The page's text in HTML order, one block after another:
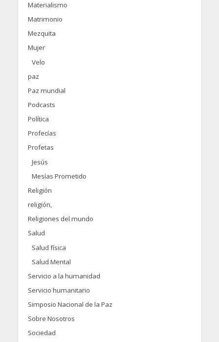
Materialismo
Matrimonio
Mezquita
Mujer
Velo
paz
Paz mundial
Podcasts
Política
Profecías
Profetas
Jesús
Mesías Prometido
Religión
religión,
Religiones del mundo
Salud
Salud física
Salud Mental
Servicio a la humanidad
Servicio humanitario
Simposio Nacional de la Paz
Sobre Nosotros
Sociedad